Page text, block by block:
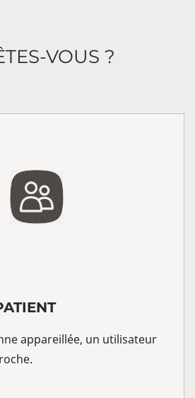
VOUS ?
appareillée, un utilisateur